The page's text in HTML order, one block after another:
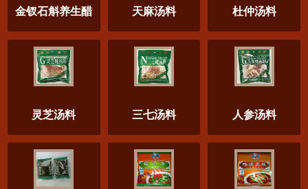
金钗石斛养生醋 天麻汤料 杜仲汤料
灵芝汤料 三七汤料 人参汤料